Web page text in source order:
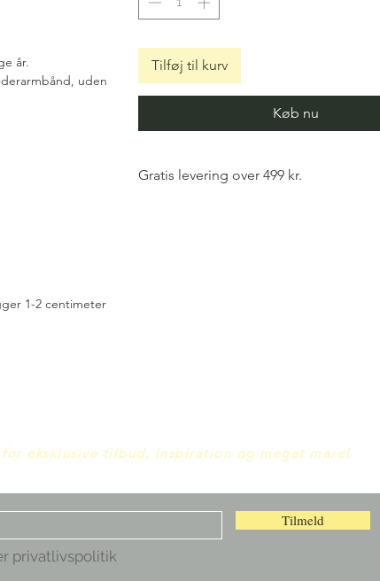
år.
uden
1-2 centimeter
Tilføj til kurv
Køb nu
Gratis levering over 499 kr.
eksklusive tilbud, inspiration og meget mere!
Tilmeld
privatlivspolitik